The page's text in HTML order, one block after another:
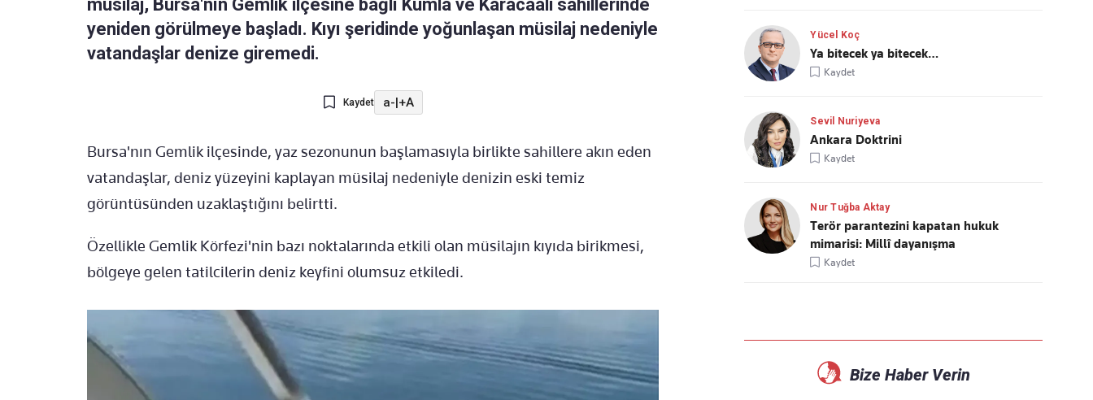
müsilaj, Bursa'nın Gemlik ilçesine bağlı Kumla ve Karacaali sahillerinde
yeniden görülmeye başladı. Kıyı şeridinde yoğunlaşan müsilaj nedeniyle
vatandaşlar denize giremedi.
Kaydet a-|+A
Bursa'nın Gemlik ilçesinde, yaz sezonunun başlamasıyla birlikte sahillere akın eden
vatandaşlar, deniz yüzeyini kaplayan müsilaj nedeniyle denizin eski temiz
görüntüsünden uzaklaştığını belirtti.
Özellikle Gemlik Körfezi'nin bazı noktalarında etkili olan müsilajın kıyıda birikmesi,
bölgeye gelen tatilcilerin deniz keyfini olumsuz etkiledi.
Yücel Koç
Ya bitecek ya bitecek…
Kaydet
Sevil Nuriyeva
Ankara Doktrini
Kaydet
Nur Tuğba Aktay
Terör parantezini kapatan hukuk
mimarisi: Millî dayanışma
Kaydet
Bize Haber Verin